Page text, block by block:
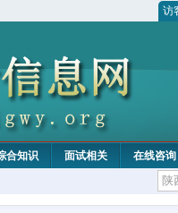
访
合知识 面试相关 在线咨询